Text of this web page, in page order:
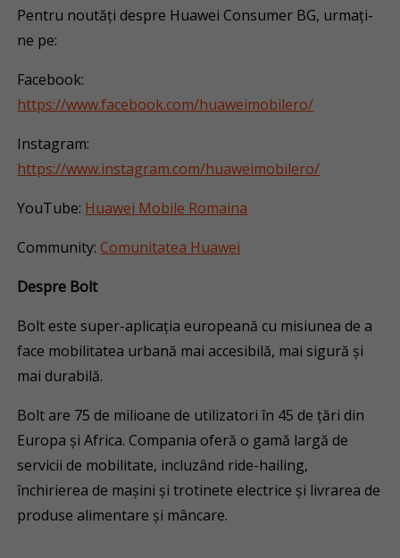
Pentru noutăți despre Huawei Consumer BG, urmați-
ne pe:
Facebook:
https://www.facebook.com/huaweimobilero/
Instagram:
https://www.instagram.com/huaweimobilero/
YouTube: Huawei Mobile Romaina
Community:Comunitatea Huawei
Despre Bolt
Bolt este super-aplicația europeană cu misiunea de a
face mobilitatea urbană mai accesibilă, mai sigură și
mai durabilă.
Bolt are 75 de milioane de utilizatori în 45 de țări din
Europa și Africa. Compania oferă o gamă largă de
servicii de mobilitate, incluzând ride-hailing,
închirierea de mașini și trotinete electrice și livrarea de
produse alimentare și mâncare.